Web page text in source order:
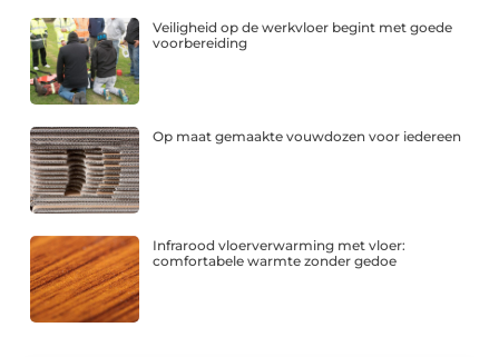
Veiligheid op de werkvloer begint met goede
voorbereiding
Op maat gemaakte vouwdozen voor iedereen
Infrarood vloerverwarming met vloer:
comfortabele warmte zonder gedoe